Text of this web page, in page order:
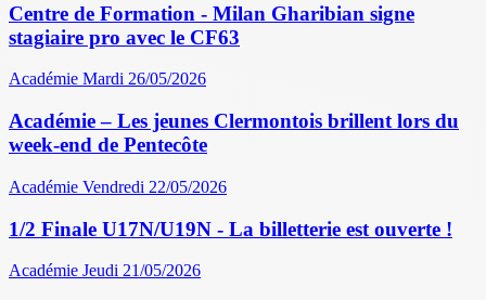
Centre de Formation - Milan Gharibian signe
stagiaire pro avec le CF63
Académie Mardi 26/05/2026
Académie – Les jeunes Clermontois brillent lors du
week-end de Pentecôte
Académie Vendredi 22/05/2026
1/2 Finale U17N/U19N - La billetterie est ouverte !
Académie Jeudi 21/05/2026